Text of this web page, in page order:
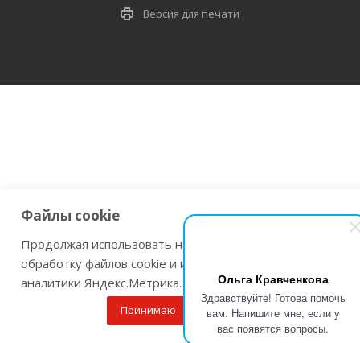
Ольга Кравченкова
Здравствуйте! Готова помочь
вам. Напишите мне, если у
вас появятся вопросы.
Версия для печати
Файлы cookie
Продолжая использовать наш сайт Вы даете согласие на
обработку файлов cookie и использовании сервисов веб-
аналитики Яндекс.Метрика.
Принимаю Подробнее